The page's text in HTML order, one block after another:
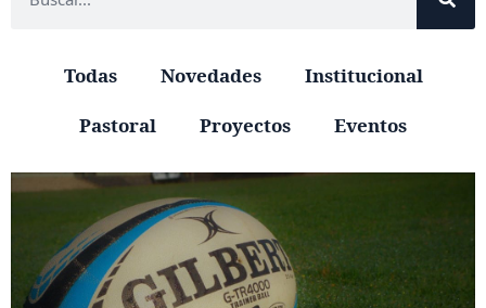
Todas Novedades
Institucional
Pastoral
Proyectos Eventos